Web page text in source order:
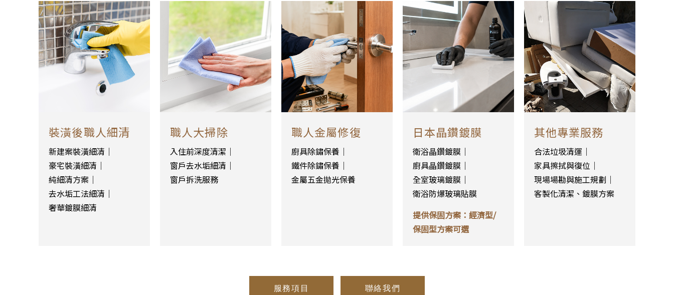
裝潢後職人細清
新建案裝潢細清｜
豪宅裝潢細清｜
純細清方案｜
去水垢工法細清｜
奢華鍍膜細清
職人大掃除
入住前深度清潔｜
窗戶去水垢細清｜
窗戶拆洗服務
職人金屬修復
廚具除鏽保養｜
鐵件除鏽保養｜
金屬五金拋光保養
日本晶鑽鍍膜
衛浴晶鑽鍍膜｜
廚具晶鑽鍍膜｜
全室玻璃鍍膜｜
衛浴防爆玻璃貼膜
提供保固方案：經濟型/
保固型方案可選
其他專業服務
合法垃圾清運｜
家具擦拭與復位｜
現場場勘與施工規劃｜
客製化清潔、鍍膜方案
服務項目 聯絡我們